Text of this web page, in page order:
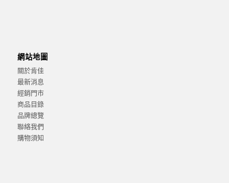
網站地圖
關於肯佳
最新消息
經銷門市
商品目錄
品牌總覽
聯絡我們
購物須知